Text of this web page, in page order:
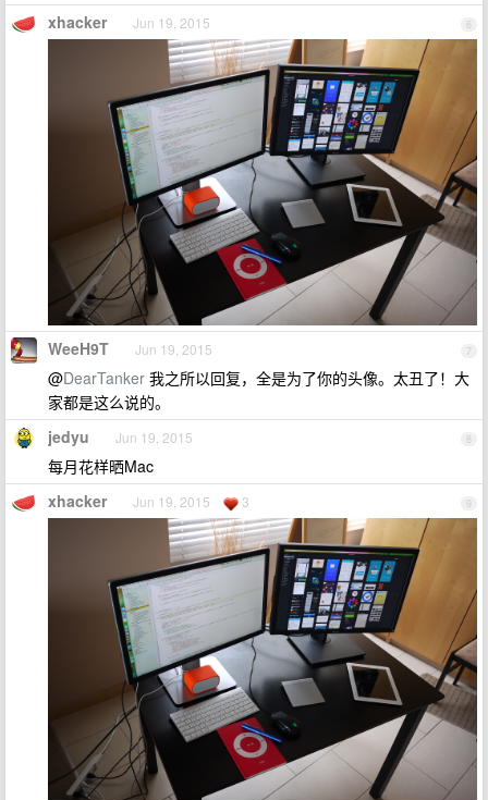
6
xhacker Jun 19, 2015
7
WeeH9T Jun 19, 2015
@DearTanker 我之所以回复，全是为了你的头像。太丑了！大
家都是这么说的。
8
jedyu Jun 19, 2015
每月花样晒Mac
9
xhacker Jun 19, 2015 3